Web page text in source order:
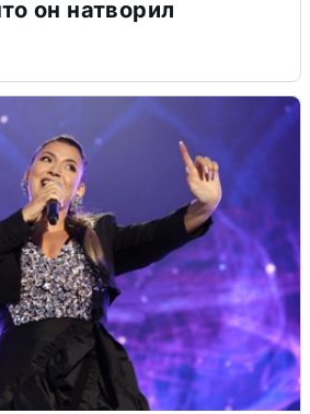
он натворил